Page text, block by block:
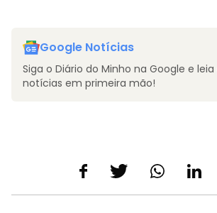
Google Notícias
Siga o Diário do Minho na Google e leia
notícias em primeira mão!